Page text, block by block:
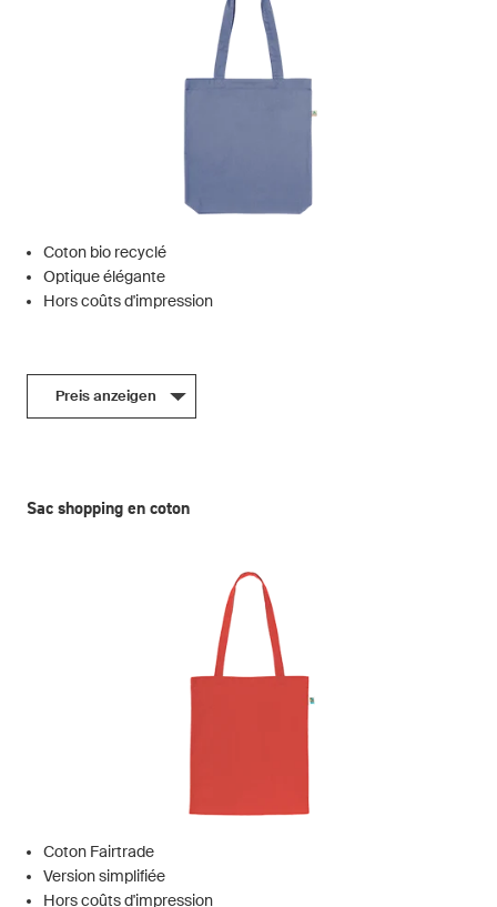
Coton bio recyclé
Optique élégante
Hors coûts d'impression
Preis anzeigen
Sac shopping en coton
Coton Fairtrade
Version simplifiée
Hors coûts d'impression